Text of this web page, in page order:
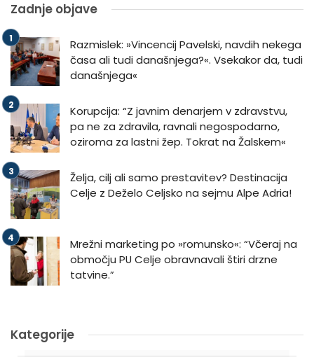
Zadnje objave
Razmislek: »Vincencij Pavelski, navdih nekega
časa ali tudi današnjega?«. Vsekakor da, tudi
današnjega«
Korupcija: “Z javnim denarjem v zdravstvu,
pa ne za zdravila, ravnali negospodarno,
oziroma za lastni žep. Tokrat na Žalskem«
Želja, cilj ali samo prestavitev? Destinacija
Celje z Deželo Celjsko na sejmu Alpe Adria!
Mrežni marketing po »romunsko«: “Včeraj na
območju PU Celje obravnavali štiri drzne
tatvine.”
Kategorije